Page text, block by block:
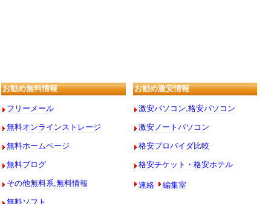
お勧め無料情報
フリーメール
無料オンラインストレージ
無料ホームページ
無料ブログ
その他無料系,無料情報
無料ソフト
お勧め激安情報
激安パソコン,格安パソコン
激安ノートパソコン
格安プロバイダ比較
格安チケット・格安ホテル
連絡 編集室